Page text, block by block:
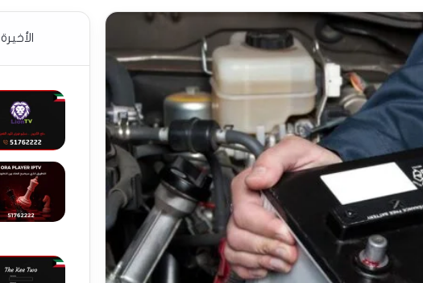
عنmaps
الأخيرة